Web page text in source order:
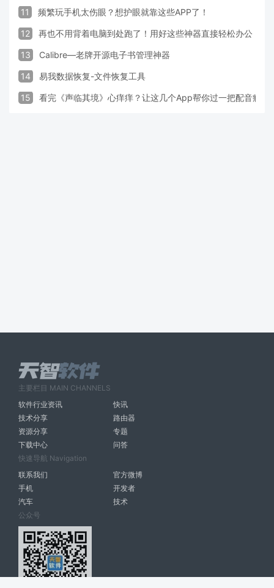
11 频繁玩手机太伤眼？想护眼就靠这些APP了！
12 再也不用背着电脑到处跑了！用好这些神器直接轻松办公
13 Calibre—老牌开源电子书管理神器
14 易我数据恢复-文件恢复工具
15 看完《声临其境》心痒痒？让这几个App帮你过一把配音瘾
主要栏目 MAIN CHANNELS
软件行业资讯
快讯
技术分享
路由器
资源分享
专题
下载中心
问答
快速导航 Navigation
联系我们
官方微博
手机
开发者
汽车
技术
公众号